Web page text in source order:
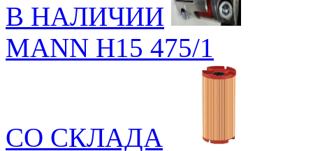
В НАЛИЧИИ
MANN H15 475/1
СО СКЛАДА